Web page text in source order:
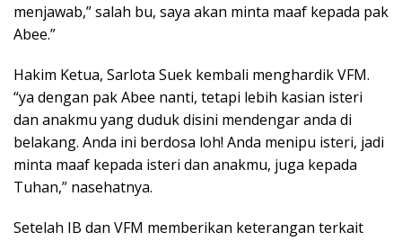
menjawab,” salah bu, saya akan minta maaf kepada pak
Abee.”
Hakim Ketua, Sarlota Suek kembali menghardik VFM.
“ya dengan pak Abee nanti, tetapi lebih kasian isteri
dan anakmu yang duduk disini mendengar anda di
belakang. Anda ini berdosa loh! Anda menipu isteri, jadi
minta maaf kepada isteri dan anakmu, juga kepada
Tuhan,” nasehatnya.
Setelah IB dan VFM memberikan keterangan terkait